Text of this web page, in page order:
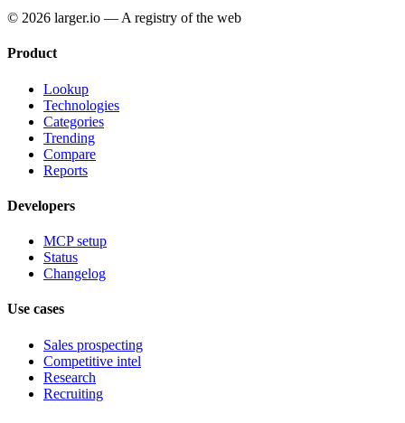
© 2026 larger.io — A registry of the web
Product
Lookup
Technologies
Categories
Trending
Compare
Reports
Developers
MCP setup
Status
Changelog
Use cases
Sales prospecting
Competitive intel
Research
Recruiting